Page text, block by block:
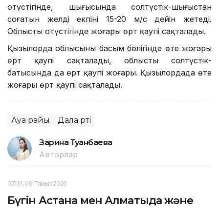
оңтүстігінде, шығысында солтүстік-шығыстан
соғатын желдің екпіні 15-20 м/с дейін жетеді.
Облыстың оңтүстігінде жоғары өрт қаупі сақталады.
Қызылорда облысының басым бөлігінде өте жоғары
өрт қаупі сақталады, облыстың солтүстік-
батысында да өрт қаупі жоғары. Қызылордада өте
жоғары өрт қаупі сақталады.
Ауа райы Дала өрті
Зарина Туғанбаева
Авторлар
07:31, 09 Тамыз 2026
Бүгін Астана мен Алматыда және